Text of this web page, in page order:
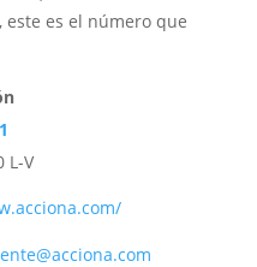
es el número que
L-V